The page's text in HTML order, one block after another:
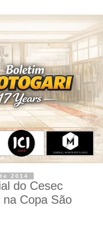
2014
do Cesec
Copa São